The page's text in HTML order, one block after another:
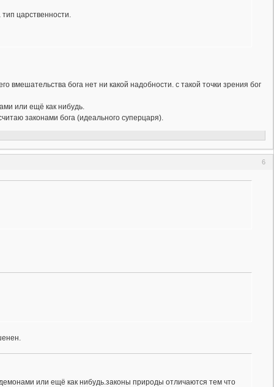
царственности.
вмешательства бога нет ни какой надобности. с такой точки зрения бог
или ещё как нибудь.
законами бога (идеального суперцаря).
6
или ещё как нибудь.законы природы отличаются тем что